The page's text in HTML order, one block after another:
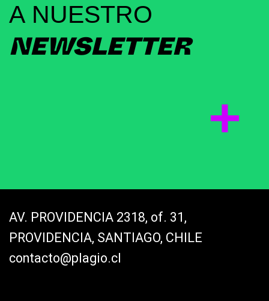
A NUESTRO
NEWSLETTER
AV. PROVIDENCIA 2318, of. 31,
PROVIDENCIA, SANTIAGO, CHILE
contacto@plagio.cl